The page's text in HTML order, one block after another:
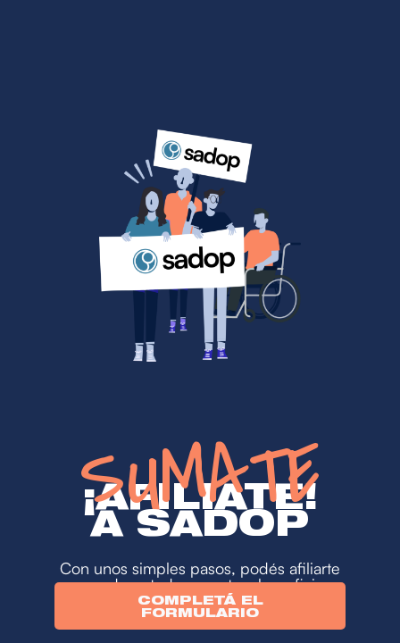
¡AFILIATE!
SUMATE
A SADOP
Con unos simples pasos, podés afiliarte
y acceder a todos nuestros beneficios.
COMPLETÁ EL
FORMULARIO